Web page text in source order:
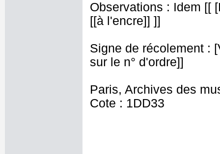
Observations : Idem [[
[[à l'encre]] ]]
Signe de récolement :
sur le n° d'ordre]]
Paris, Archives des
Cote : 1DD33